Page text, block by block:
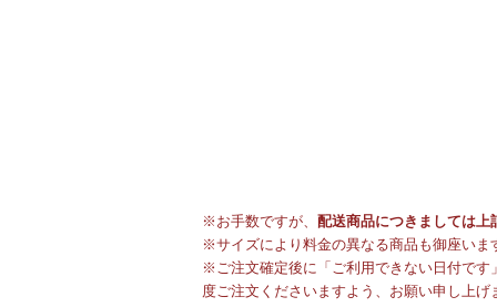
※お手数ですが、 配送商品につきましては上
※サイズにより料金の異なる商品も御座いま
※ご注文確定後に「ご利用できない日付です
度ご注文くださいますよう、お願い申し上げ